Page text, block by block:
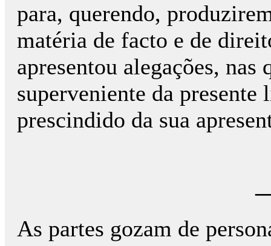
para, querendo,
matéria de facto e de
apresentou alegações,
superveniente da presente
prescindido da sua
As partes gozam de